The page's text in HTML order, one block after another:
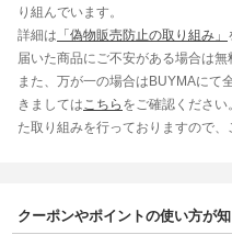
り組んでいます。
詳細は 「偽物販売防止の取り組み」
届いた商品にご不安がある場合は
また、万が一の場合はBUYMAにて
きましては こちら をご確認くださ
た取り組みを行っておりますので、
クーポンやポイントの使い方が